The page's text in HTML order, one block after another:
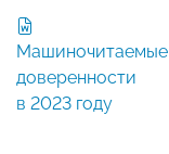
Машиночитаемые
доверенности
в 2023 году